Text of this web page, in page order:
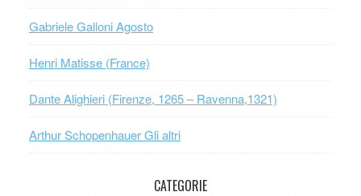
Gabriele Galloni Agosto
Henri Matisse (France)
Dante Alighieri (Firenze, 1265 – Ravenna,1321)
Arthur Schopenhauer Gli altri
CATEGORIE